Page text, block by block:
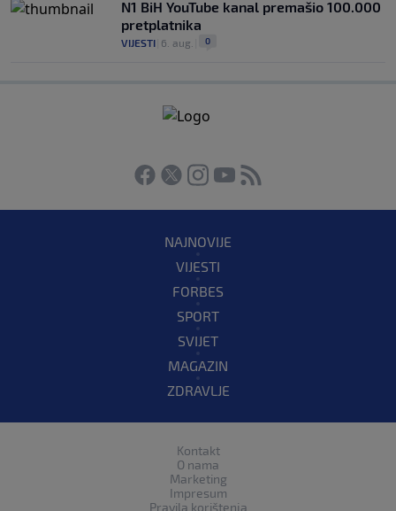
N1 BiH YouTube kanal premašio 100.000
pretplatnika
VIJESTI 6. aug. 0
NAJNOVIJE
VIJESTI
FORBES
SPORT
SVIJET
MAGAZIN
ZDRAVLJE
Kontakt
O nama
Marketing
Impresum
Pravila korištenja